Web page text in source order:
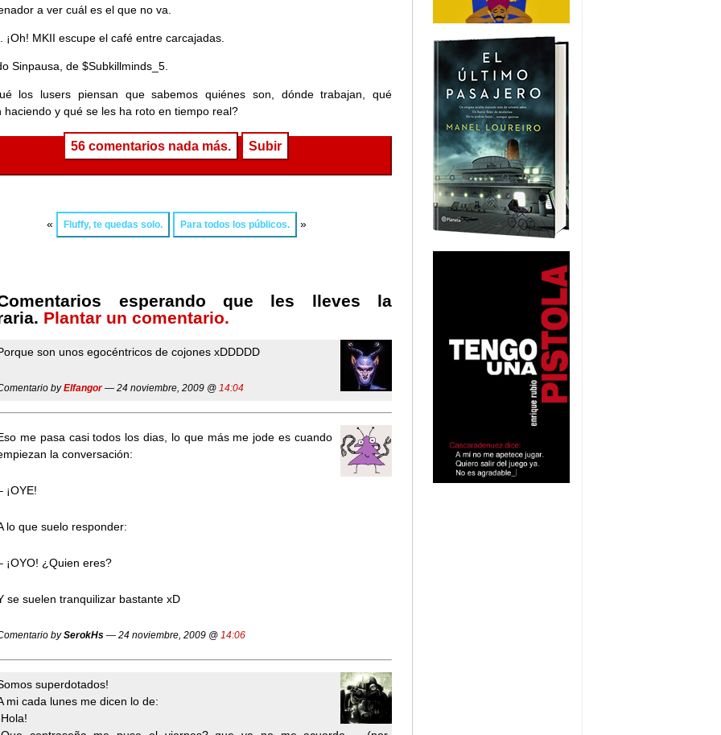
a ver cuál es el que no va.
¡Oh! MKII escupe el café entre carcajadas.
Sinpausa, de $Subkillminds_5.
los lusers piensan que sabemos quiénes son, dónde trabajan, qué
haciendo y qué se les ha roto en tiempo real?
56 comentarios nada más. Subir
« Fluffy, te quedas solo. Para todos los públicos. »
esperando que les lleves la
Plantar un comentario.
son unos egocéntricos de cojones xDDDDD
byElfangor— 24 noviembre, 2009 @ 14:04
me pasa casi todos los dias, lo que más me jode es cuando
la conversación:
¡OYE!
lo que suelo responder:
¡OYO! ¿Quien eres?
se suelen tranquilizar bastante xD
bySerokHs — 24 noviembre, 2009 @ 14:06
superdotados!
mi cada lunes me dicen lo de: